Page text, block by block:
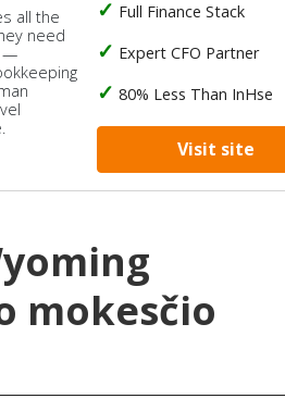
all the
need
—
Full Finance Stack
Expert CFO Partner
80% Less Than InHse
Visit site
mokesčio